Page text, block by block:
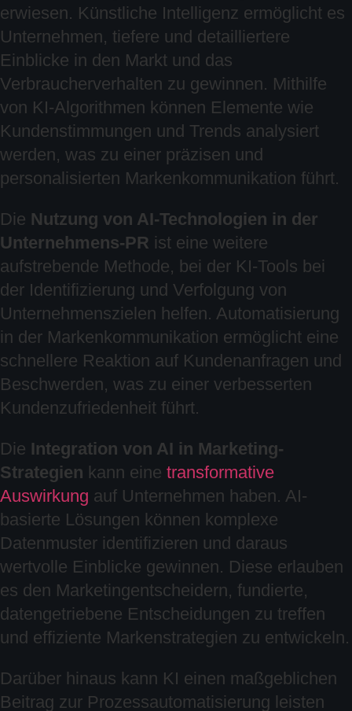
erwiesen. Künstliche Intelligenz ermöglicht es
Unternehmen, tiefere und detailliertere
Einblicke in den Markt und das
Verbraucherverhalten zu gewinnen. Mithilfe
von KI-Algorithmen können Elemente wie
Kundenstimmungen und Trends analysiert
werden, was zu einer präzisen und
personalisierten Markenkommunikation führt.
Die Nutzung von AI-Technologien in der
Unternehmens-PR ist eine weitere
aufstrebende Methode, bei der KI-Tools bei
der Identifizierung und Verfolgung von
Unternehmenszielen helfen. Automatisierung
in der Markenkommunikation ermöglicht eine
schnellere Reaktion auf Kundenanfragen und
Beschwerden, was zu einer verbesserten
Kundenzufriedenheit führt.
Die Integration von AI in Marketing-
Strategien kann eine transformative
Auswirkung auf Unternehmen haben. AI-
basierte Lösungen können komplexe
Datenmuster identifizieren und daraus
wertvolle Einblicke gewinnen. Diese erlauben
es den Marketingentscheidern, fundierte,
datengetriebene Entscheidungen zu treffen
und effiziente Markenstrategien zu entwickeln.
Darüber hinaus kann KI einen maßgeblichen
Beitrag zur Prozessautomatisierung leisten